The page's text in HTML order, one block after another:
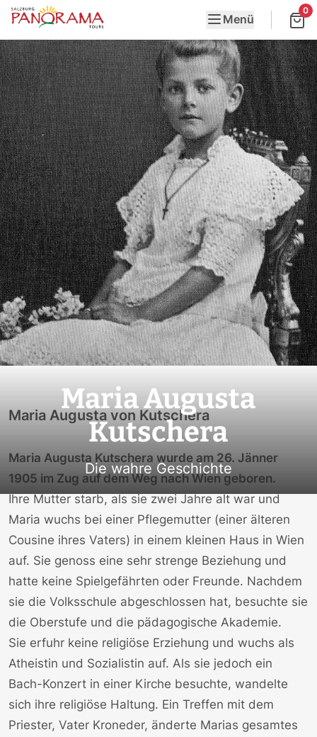
Menü
0
Maria Augusta
Kutschera
Die wahre Geschichte
Maria Augusta von Kutschera
Maria Augusta Kutschera wurde am 26. Jänner
1905 im Zug auf dem Weg nach Wien geboren.
Ihre Mutter starb, als sie zwei Jahre alt war und
Maria wuchs bei einer Pflegemutter (einer älteren
Cousine ihres Vaters) in einem kleinen Haus in Wien
auf. Sie genoss eine sehr strenge Beziehung und
hatte keine Spielgefährten oder Freunde. Nachdem
sie die Volksschule abgeschlossen hat, besuchte sie
die Oberstufe und die pädagogische Akademie.
Sie erfuhr keine religiöse Erziehung und wuchs als
Atheistin und Sozialistin auf. Als sie jedoch ein
Bach-Konzert in einer Kirche besuchte, wandelte
sich ihre religiöse Haltung. Ein Treffen mit dem
Priester, Vater Kroneder, änderte Marias gesamtes